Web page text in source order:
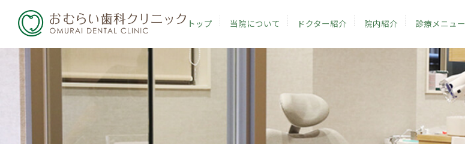
トップ 当院について ドクター紹介 院内紹介 診療メニュー